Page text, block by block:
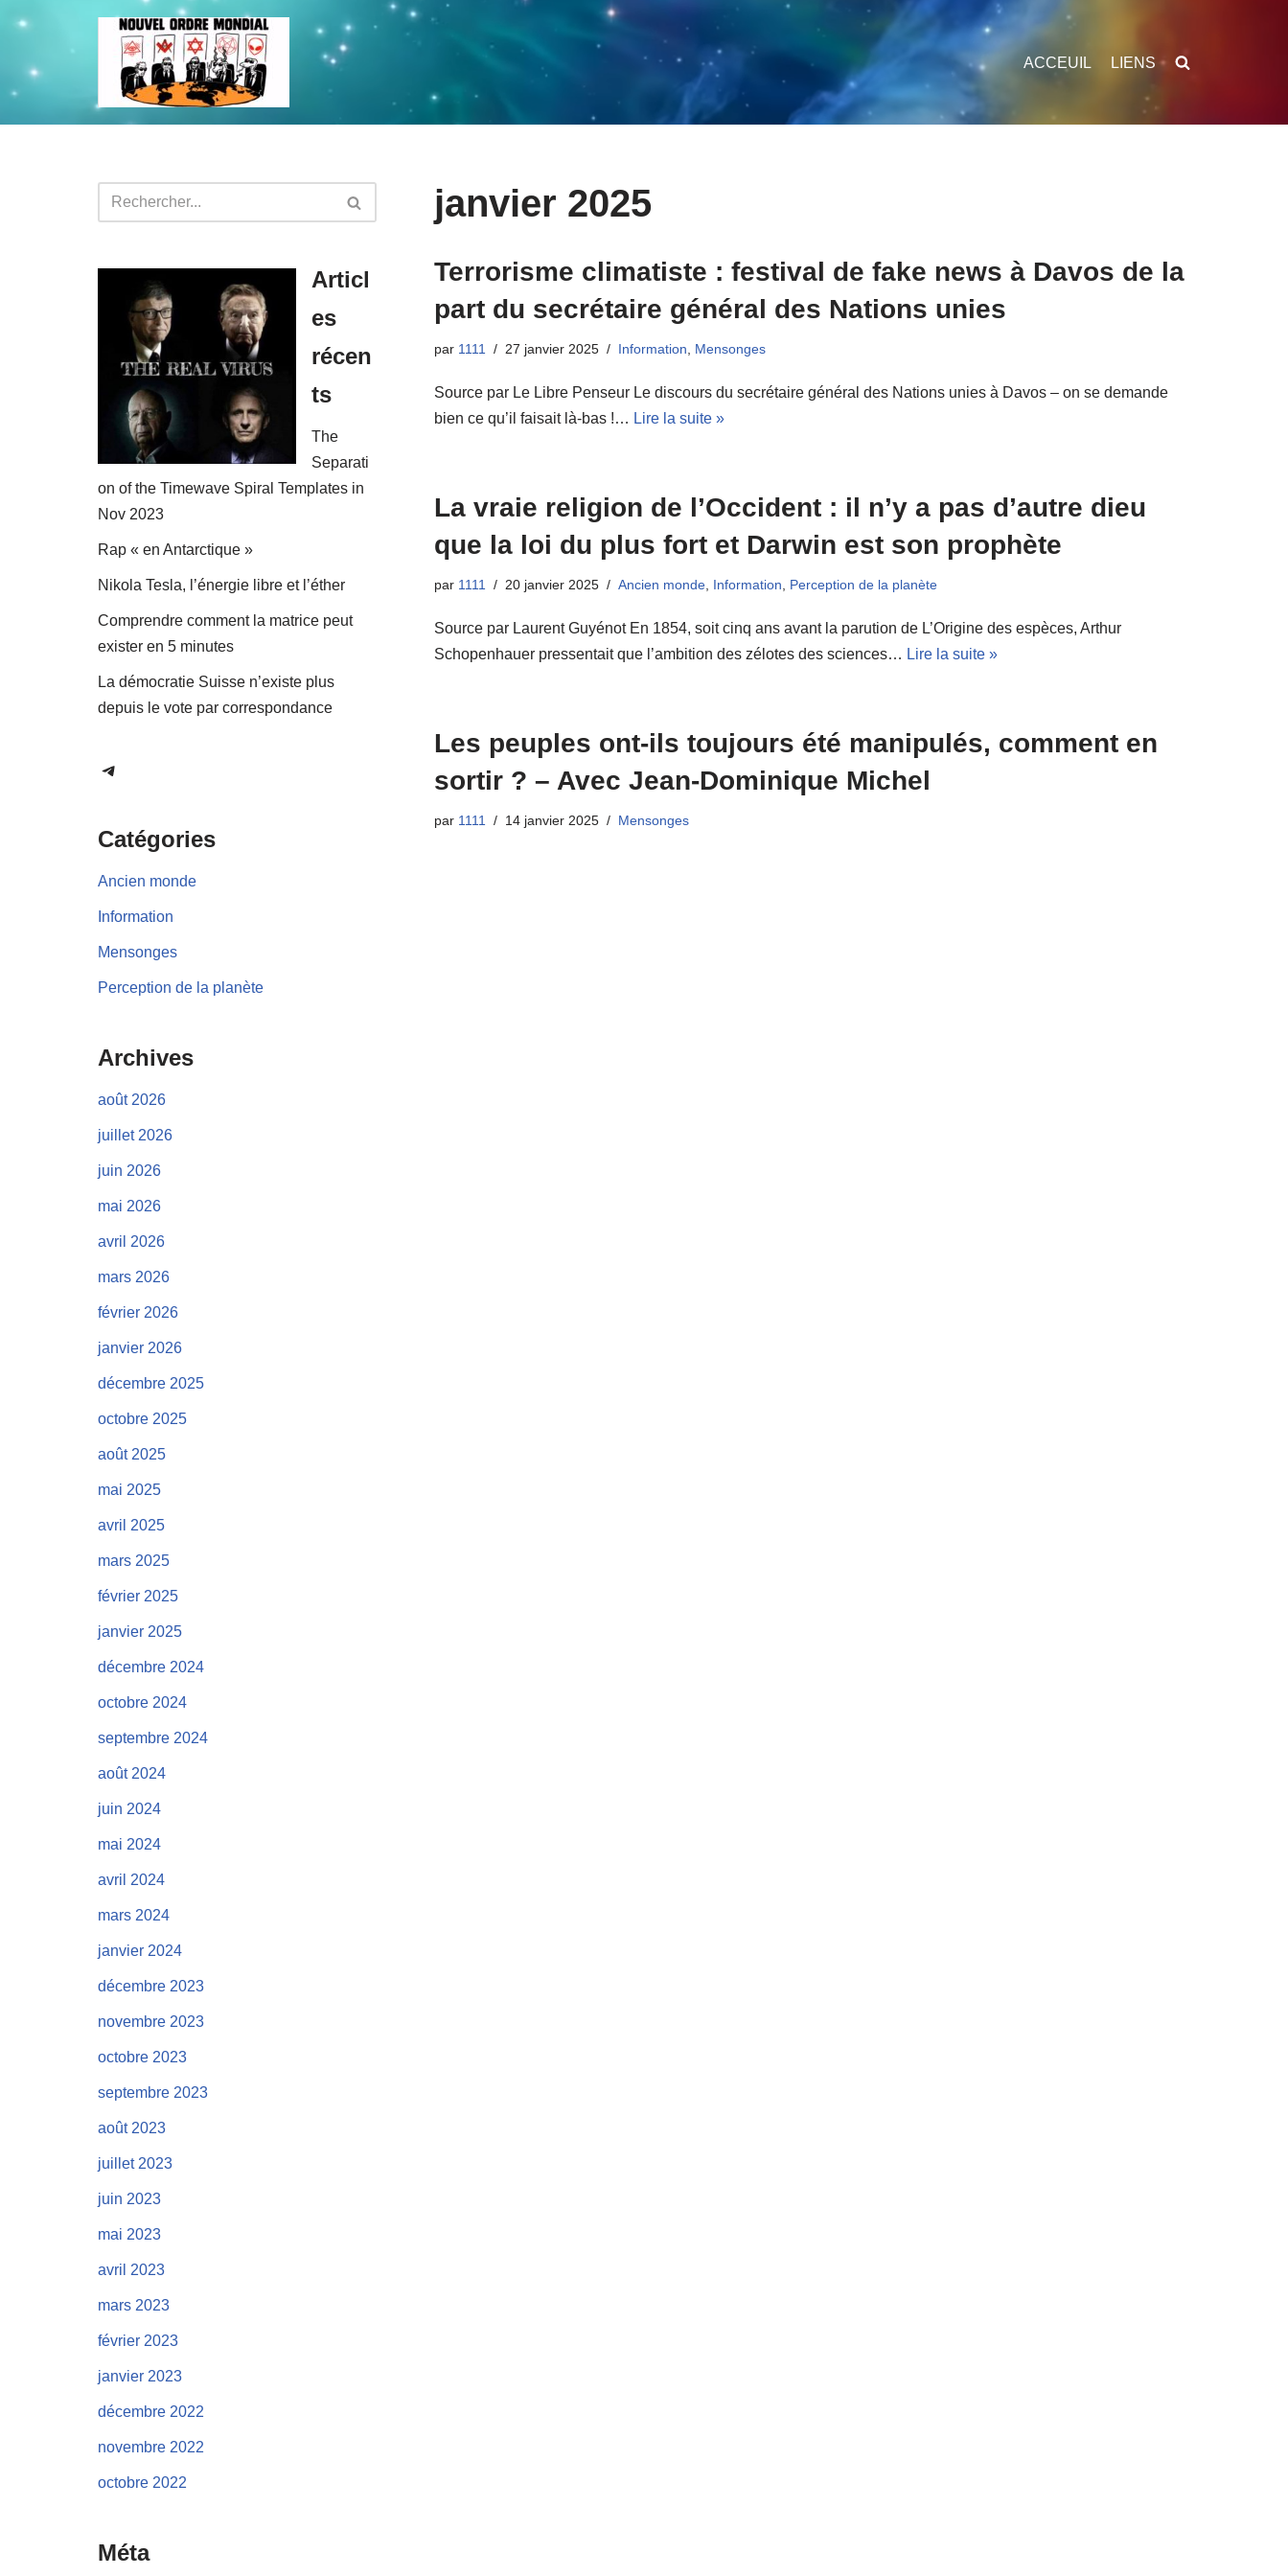
au
ACCEUIL LIENS
Articl
es
récen
ts
The
Separati
on of the Timewave Spiral Templates in
Nov 2023
Rap « en Antarctique »
Nikola Tesla, l’énergie libre et l’éther
Comprendre comment la matrice peut
exister en 5 minutes
La démocratie Suisse n’existe plus
depuis le vote par correspondance
Catégories
Ancien monde
Information
Mensonges
Perception de la planète
Archives
août 2026
juillet 2026
juin 2026
mai 2026
avril 2026
mars 2026
février 2026
janvier 2026
décembre 2025
octobre 2025
août 2025
mai 2025
avril 2025
mars 2025
février 2025
janvier 2025
décembre 2024
octobre 2024
septembre 2024
août 2024
juin 2024
mai 2024
avril 2024
mars 2024
janvier 2024
décembre 2023
novembre 2023
octobre 2023
septembre 2023
août 2023
juillet 2023
juin 2023
mai 2023
avril 2023
mars 2023
février 2023
janvier 2023
décembre 2022
novembre 2022
octobre 2022
Méta
janvier 2025
Terrorisme climatiste : festival de fake news à Davos de la
part du secrétaire général des Nations unies
par 1111 27 janvier 2025 Information Mensonges
Source par Le Libre Penseur Le discours du secrétaire général des Nations unies à Davos – on se demande
bien ce qu’il faisait là-bas !… Lire la suite »
La vraie religion de l’Occident : il n’y a pas d’autre dieu
que la loi du plus fort et Darwin est son prophète
par 1111 20 janvier 2025 Ancien monde Information Perception de la planète
Source par Laurent Guyénot En 1854, soit cinq ans avant la parution de L’Origine des espèces, Arthur
Schopenhauer pressentait que l’ambition des zélotes des sciences… Lire la suite »
Les peuples ont-ils toujours été manipulés, comment en
sortir ? – Avec Jean-Dominique Michel
par 1111 14 janvier 2025 Mensonges